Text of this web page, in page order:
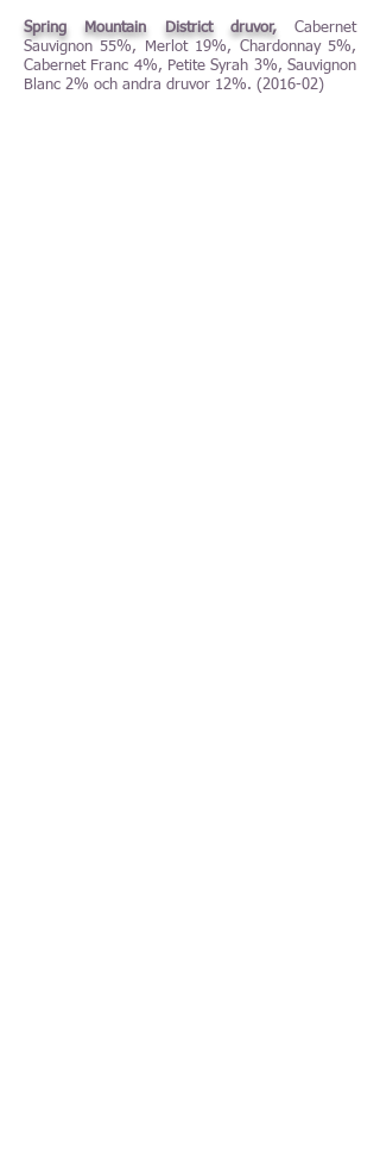
Spring Mountain District druvor,Cabernet
Sauvignon 55%, Merlot 19%, Chardonnay 5%,
Cabernet Franc 4%, Petite Syrah 3%, Sauvignon
Blanc 2% och andra druvor 12%. (2016-02)